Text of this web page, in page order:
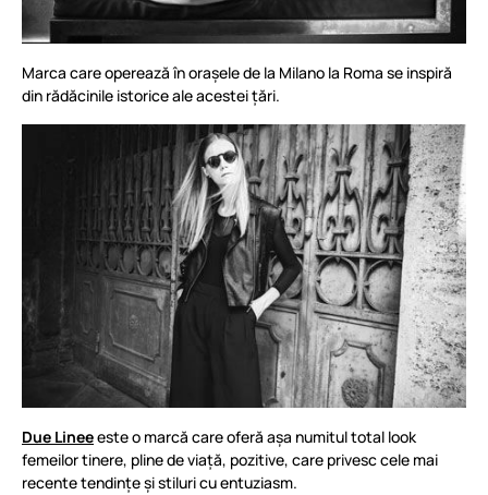
Marca care operează în orașele de la Milano la Roma se inspiră
din rădăcinile istorice ale acestei țări.
Due Lineeeste o marcă care oferă așa numitul total look
femeilor tinere, pline de viață, pozitive, care privesc cele mai
recente tendințe și stiluri cu entuziasm.